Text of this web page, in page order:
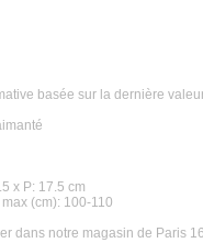
basée sur la dernière
x P: 17.5 cm
(cm): 100-110
dans notre magasin de Paris